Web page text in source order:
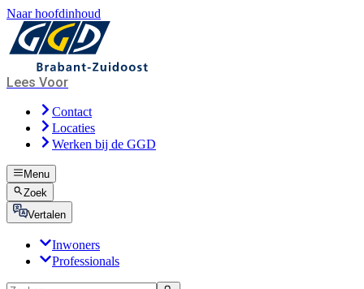
Naar hoofdinhoud
Lees Voor
Contact
Locaties
Werken bij de GGD
Menu
Zoek
Vertalen
Inwoners
Professionals